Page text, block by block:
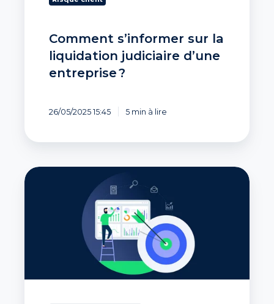
Comment s’informer sur la
liquidation judiciaire d’une
entreprise ?
26/05/2025 15:45 5 min à lire
Base